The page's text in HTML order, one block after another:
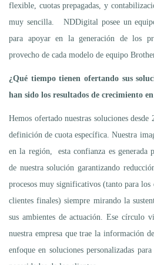
flexible, cuotas prepagadas, y
muy sencilla. NDDigital posee un
para apoyar en la generación de los
provecho de cada modelo de equipo
¿Qué tiempo tienen ofertando sus
han sido los resultados de crecimiento en
Hemos ofertado nuestras soluciones
definición de cuota específica. Nuestra
en la región, esta confianza es generada
de nuestra solución garantizando
procesos muy significativos (tanto para
clientes finales) siempre mirando la
sus ambientes de actuación. Ese círculo
nuestra empresa que trae la información
enfoque en soluciones personalizadas